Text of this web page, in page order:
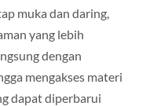
muka dan daring,
yang lebih
dengan
mengakses materi
dapat diperbarui